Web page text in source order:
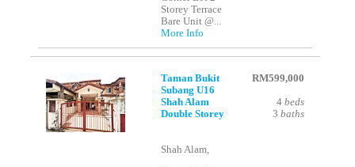
Storey Terrace
Bare Unit @...
More Info
Taman Bukit
Subang U16
Shah Alam
Double Storey
Shah Alam,
RM599,000
4 beds
3 baths